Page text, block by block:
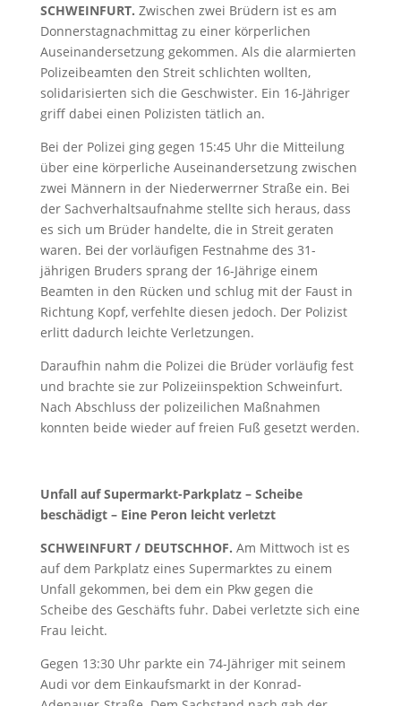
SCHWEINFURT. Zwischen zwei Brüdern ist es am
Donnerstagnachmittag zu einer körperlichen
Auseinandersetzung gekommen. Als die alarmierten
Polizeibeamten den Streit schlichten wollten,
solidarisierten sich die Geschwister. Ein 16-Jähriger
griff dabei einen Polizisten tätlich an.
Bei der Polizei ging gegen 15:45 Uhr die Mitteilung
über eine körperliche Auseinandersetzung zwischen
zwei Männern in der Niederwerrner Straße ein. Bei
der Sachverhaltsaufnahme stellte sich heraus, dass
es sich um Brüder handelte, die in Streit geraten
waren. Bei der vorläufigen Festnahme des 31-
jährigen Bruders sprang der 16-Jährige einem
Beamten in den Rücken und schlug mit der Faust in
Richtung Kopf, verfehlte diesen jedoch. Der Polizist
erlitt dadurch leichte Verletzungen.
Daraufhin nahm die Polizei die Brüder vorläufig fest
und brachte sie zur Polizeiinspektion Schweinfurt.
Nach Abschluss der polizeilichen Maßnahmen
konnten beide wieder auf freien Fuß gesetzt werden.
Unfall auf Supermarkt-Parkplatz – Scheibe
beschädigt – Eine Peron leicht verletzt
SCHWEINFURT / DEUTSCHHOF. Am Mittwoch ist es
auf dem Parkplatz eines Supermarktes zu einem
Unfall gekommen, bei dem ein Pkw gegen die
Scheibe des Geschäfts fuhr. Dabei verletzte sich eine
Frau leicht.
Gegen 13:30 Uhr parkte ein 74-Jähriger mit seinem
Audi vor dem Einkaufsmarkt in der Konrad-